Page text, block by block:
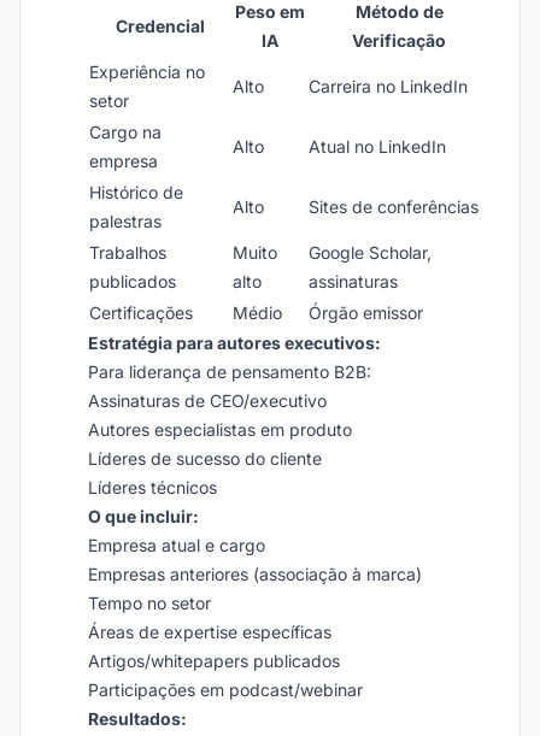
Credencial
Peso em
IA
Método de
Verificação
Experiência no
setor
Alto Carreira no LinkedIn
Cargo na
empresa
Alto Atual no LinkedIn
Histórico de
palestras
Alto Sites de conferências
Trabalhos
publicados
Muito
alto
Google Scholar,
assinaturas
Certificações
Médio
Órgão emissor
Estratégia para autores executivos:
Para liderança de pensamento B2B:
Assinaturas de CEO/executivo
Autores especialistas em produto
Líderes de sucesso do cliente
Líderes técnicos
O que incluir:
Empresa atual e cargo
Empresas anteriores (associação à marca)
Tempo no setor
Áreas de expertise específicas
Artigos/whitepapers publicados
Participações em podcast/webinar
Resultados: